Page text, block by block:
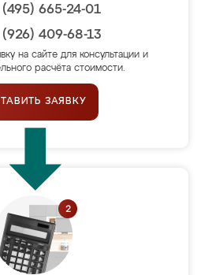
665-24-01
409-68-13
на сайте для консультации и
расчёта стоимости.
ЗАЯВКУ